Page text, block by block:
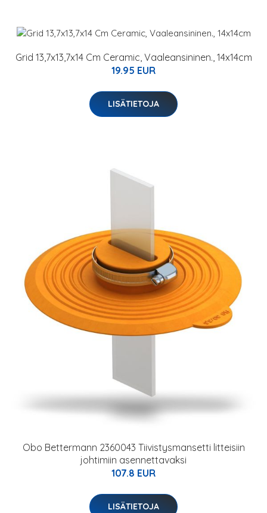
Grid 13,7x13,7x14 Cm Ceramic, Vaaleansininen., 14x14cm
19.95 EUR
LISÄTIETOJA
Obo Bettermann 2360043 Tiivistysmansetti litteisiin
johtimiin asennettavaksi
107.8 EUR
LISÄTIETOJA